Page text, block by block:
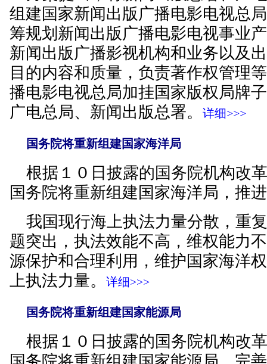
组建国家新闻出版广播电影电视总
筹规划新闻出版广播电影电视事业
新闻出版广播影视机构和业务以及
目的内容和质量，负责著作权管理
播电影电视总局加挂国家版权局牌
广电总局、新闻出版总署。详细>>>
国务院将重新组建国家海洋局
根据１０日披露的国务院机构改
国务院将重新组建国家海洋局，推
我国现行海上执法力量分散，重
题突出，执法效能不高，维权能力
源保护和合理利用，维护国家海洋
上执法力量。详细>>>
国务院将重新组建国家能源局
根据１０日披露的国务院机构改